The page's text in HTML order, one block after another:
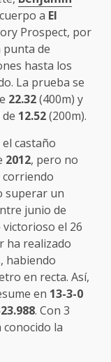
a El
Prospect, por
punta de
hasta los
La prueba se
22.32(400m) y
12.52(200m).
el castaño
2012, pero no
corriendo
superar un
junio de
victorioso el 26
ha realizado
habiendo
en recta. Así,
en 13-3-0
. Con 3
la